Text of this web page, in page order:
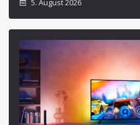
5. August 2026